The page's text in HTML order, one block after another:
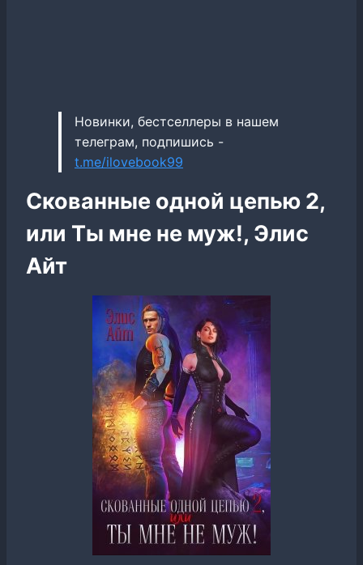
Новинки, бестселлеры в нашем
телеграм, подпишись -
t.me/ilovebook99
Скованные одной цепью 2,
или Ты мне не муж!, Элис
Айт